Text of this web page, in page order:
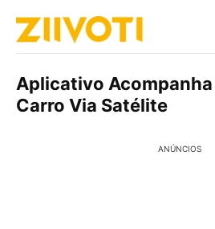
Aplicativo Acompanha
Carro Via Satélite
ANÚNCIOS